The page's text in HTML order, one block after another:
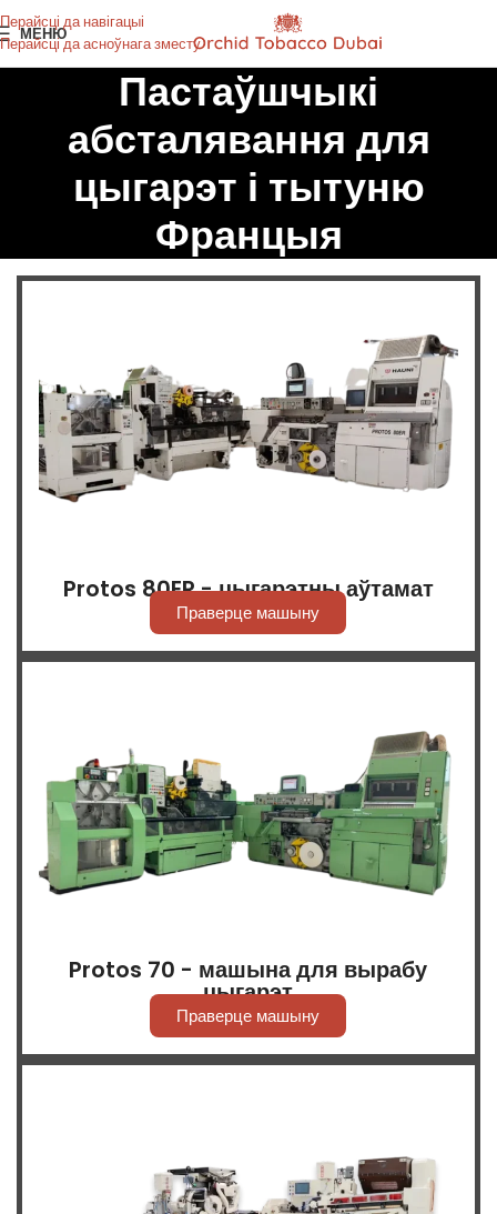
Перайсці да навігацыі
Перайсці да асноўнага зместу
МЕНЮ
Пастаўшчыкі
абсталявання для
цыгарэт і тытуню
Францыя
Protos 80ER - цыгарэтны аўтамат
Праверце машыну
Protos 70 - машына для вырабу
цыгарэт
Праверце машыну